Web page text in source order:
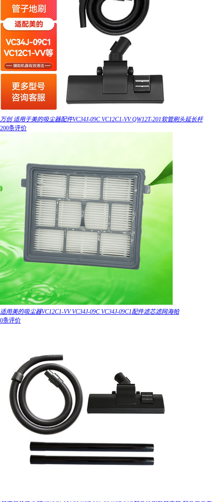
万创 适用于美的吸尘器配件VC34J-09C VC12C1-VV QW12T-201软管刷头延长杆
200条评价
适用美的吸尘器VC12C1-VV VC34J-09C VC34J-09C1配件滤芯滤网海帕
0条评价